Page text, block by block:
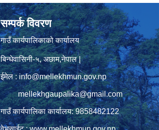
सम्पर्क विवरण
गाउँ कार्यपालिकाको कार्यालय
बिन्धेवासिनी-५, अछाम,नेपाल |
ईमेल : info@mellekhmun.gov.np
mellekhgaupalika@gmail.com
गाउँ कार्यपालिका कार्यालय: 9858482122